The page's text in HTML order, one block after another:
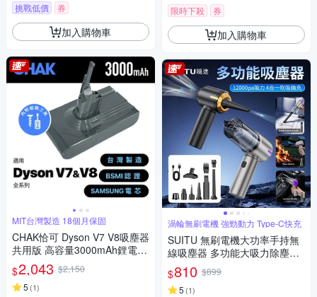
挑戰低價 券
加入購物車
MIT台灣製造 18個月保固
CHAK恰可 Dyson V7 V8吸塵器
共用版 高容量3000mAh鋰電池
DC8230(Dyson 副廠電池 戴森
吸塵器配件)
$2,043 $2,150
5 (1)
限時下殺 券
加入購物車
渦輪無刷電機 強勁動力 Type-C快充
SUITU 無刷電機大功率手持無
線吸塵器 多功能大吸力除塵器
吹吸抽充車載吹塵器 吹氣機 家
車兩用
$810 $899
5 (1)